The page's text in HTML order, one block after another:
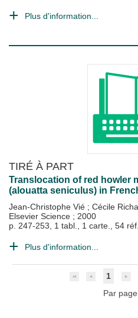
Plus d'information...
TIRÉ À PART
Translocation of red howler
(alouatta seniculus) in
Jean-Christophe Vié ; Cécile
Elsevier Science ; 2000
p. 247-253, 1 tabl., 1 carte., 54 réf.
Plus d'information...
1
Par